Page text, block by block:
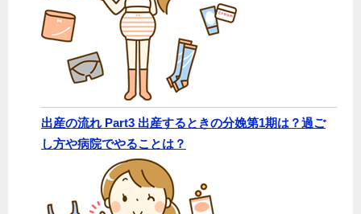
出産の流れ Part3 出産するときの分娩第1期は？過ご
し方や病院でやることは？